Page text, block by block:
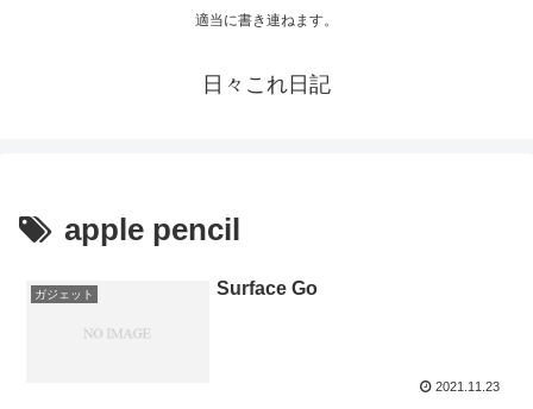
適当に書き連ねます。
日々これ日記
apple pencil
ガジェット Surface Go
2021.11.23